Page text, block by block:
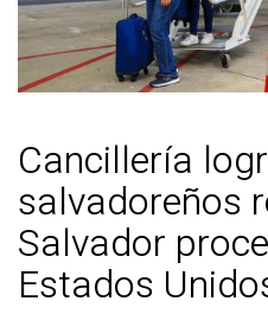
Cancillería
salvadoreños
Salvador
Estados